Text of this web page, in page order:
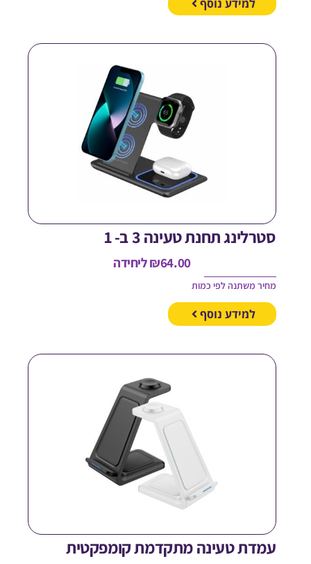
למידע נוסף
תחנת טעינה 3 ב- 1
₪ליחידה
משתנה לפי כמות
למידע נוסף
טעינה מתקדמת קומפקטית